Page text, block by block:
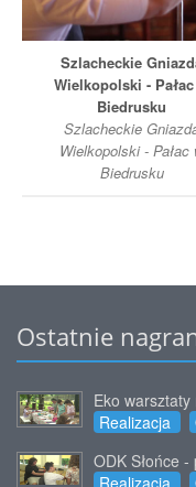
Szlacheckie
Wielkopolski -
Biedrusku
Szlacheckie
Wielkopolski - Pałac
Biedrusku
Ostatnie
Eko
Realizacja
ODK Słońce -